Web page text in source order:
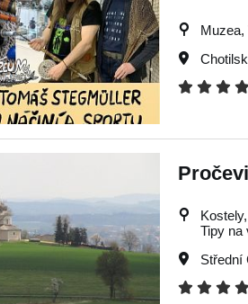
Muzea,
Tipy na
Střední